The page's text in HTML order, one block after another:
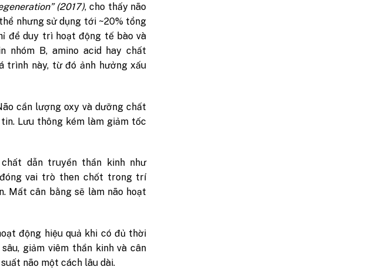
(2017), cho thấy não
nhưng sử dụng tới ~20% tổng
để duy trì hoạt động tế bào và
nhóm B, amino acid hay chất
trình này, từ đó ảnh hưởng xấu
cần lượng oxy và dưỡng chất
Lưu thông kém làm giảm tốc
chất dẫn truyền thần kinh như
vai trò then chốt trong trí
Mất cân bằng sẽ làm não hoạt
động hiệu quả khi có đủ thời
giảm viêm thần kinh và cân
não một cách lâu dài.